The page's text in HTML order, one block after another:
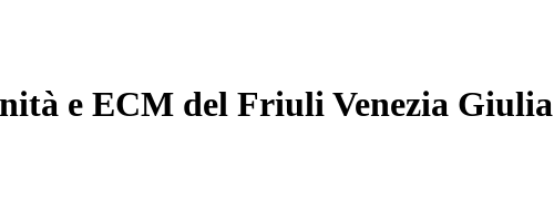
e ECM del Friuli Venezia Giulia